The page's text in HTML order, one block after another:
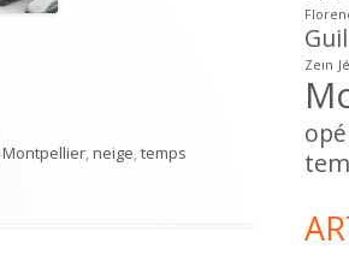
Montpellier,neige,temps
Zein